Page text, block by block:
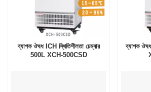
ব্যাপক ঔষধ ICH স্থিতিশীলতা চেম্বার
500L XCH-500CSD
ব্যাপক